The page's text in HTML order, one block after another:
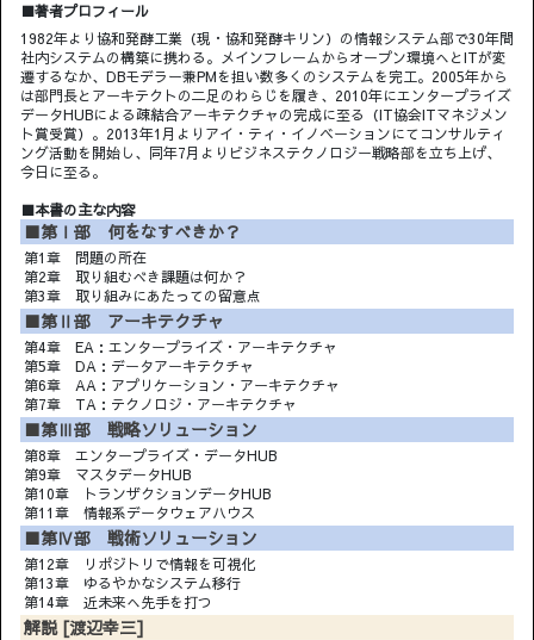
■著者プロフィール
1982年より協和発酵工業（現・協和発酵キリン）の情報システム部で30年間
社内システムの構築に携わる。メインフレームからオープン環境へとITが変
遷するなか、DBモデラー兼PMを担い数多くのシステムを完工。2005年から
は部門長とアーキテクトの二足のわらじを履き、2010年にエンタープライズ
データHUBによる疎結合アーキテクチャの完成に至る（IT協会ITマネジメン
ト賞受賞）。2013年1月よりアイ・ティ・イノベーションにてコンサルティ
ング活動を開始し、同年7月よりビジネステクノロジー戦略部を立ち上げ、
今日に至る。
■本書の主な内容
■第Ⅰ部 何をなすべきか？
第1章 問題の所在
第2章 取り組むべき課題は何か？
第3章 取り組みにあたっての留意点
■第Ⅱ部 アーキテクチャ
第4章 EA：エンタープライズ・アーキテクチャ
第5章 DA：データアーキテクチャ
第6章 AA：アプリケーション・アーキテクチャ
第7章 TA：テクノロジ・アーキテクチャ
■第Ⅲ部 戦略ソリューション
第8章 エンタープライズ・データHUB
第9章 マスタデータHUB
第10章 トランザクションデータHUB
第11章 情報系データウェアハウス
■第Ⅳ部 戦術ソリューション
第12章 リポジトリで情報を可視化
第13章 ゆるやかなシステム移行
第14章 近未来へ先手を打つ
解説 [渡辺幸三]